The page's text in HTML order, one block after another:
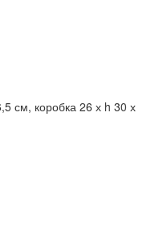
см, коробка 26 х h 30 х